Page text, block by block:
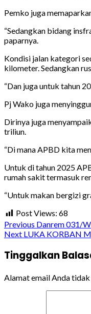
Pemko juga
“Sedangkan bidang
paparnya.
Kondisi jalan kategori
kilometer. Sedangkan
“Dan juga untuk tahun
Pj Wako juga
Dirinya juga
triliun.
“Di mana APBD kita
Untuk di tahun 2025
rumah sakit termasuk
“Untuk makan bergizi
Post Views: 68
Continue
Previous Danrem 031/
Next LUKA KORBAN
Tinggalkan
Alamat email Anda